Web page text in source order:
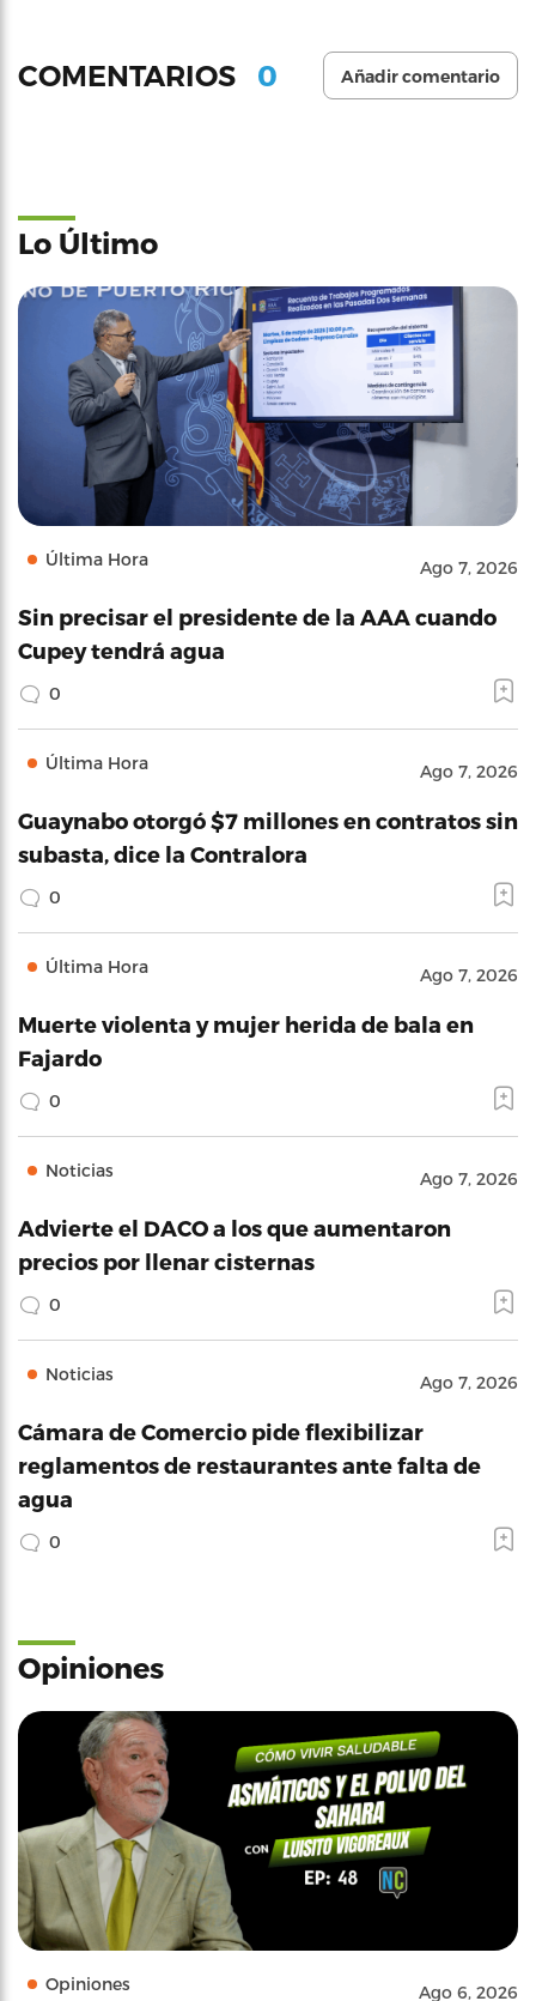
COMENTARIOS 0 Añadir comentario
Lo Último
Última Hora Ago 7, 2026
Sin precisar el presidente de la AAA cuando
Cupey tendrá agua
0
Última Hora Ago 7, 2026
Guaynabo otorgó $7 millones en contratos sin
subasta, dice la Contralora
0
Última Hora Ago 7, 2026
Muerte violenta y mujer herida de bala en
Fajardo
0
Noticias Ago 7, 2026
Advierte el DACO a los que aumentaron
precios por llenar cisternas
0
Noticias Ago 7, 2026
Cámara de Comercio pide flexibilizar
reglamentos de restaurantes ante falta de
agua
0
Opiniones
Opiniones Ago 6, 2026